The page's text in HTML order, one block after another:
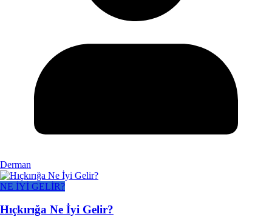
Derman
NE İYİ GELİR?
Hıçkırığa Ne İyi Gelir?